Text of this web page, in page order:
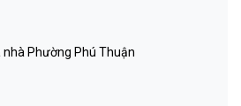
nhà Phường Phú Thuận